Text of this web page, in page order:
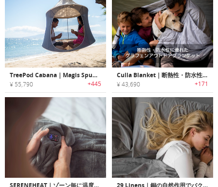
TreePod Cabana｜Magis Spunチェアにインスパイアされたハイブリッドハンモック/チェア
¥ 55,790 +445
Culla Blanket｜断熱性・防水性に優れたグラフェンアウトドアブランケット「クラブランケット」
¥ 43,690 +171
SERENEHEAT｜ゾーン毎に温度調整可能なマルチゾーンヒーティング ブランケット「セレーンヒート」 29 Linens｜銅の自然作用でバクテリアを殺菌するベッドシーツ/ピローケース「29リネン」